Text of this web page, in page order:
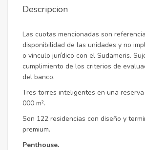
Descripcion
Las cuotas mencionadas son
disponibilidad de las unidades y no
o vinculo jurídico con el Sudameris.
cumplimiento de los criterios de
del banco.
Tres torres inteligentes en una
000 m².
Son 122 residencias con diseño y
premium.
Penthouse.